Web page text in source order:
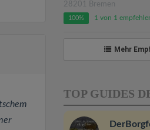
28201 Bremen
100% 1 von 1
Mehr
TOP GUIDES